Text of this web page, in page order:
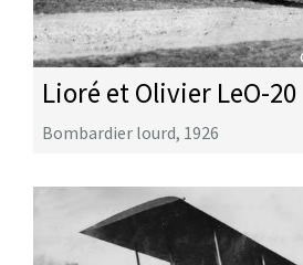
Lioré et Olivier LeO-20
Bombardier lourd, 1926